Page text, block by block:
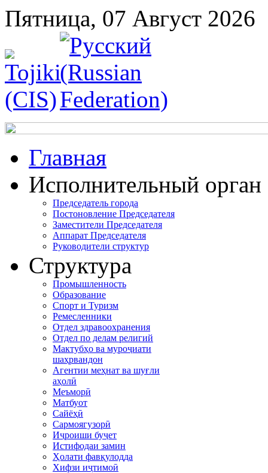
Пятница, 07 Август 2026
Главная
Исполнительный орган
Председатель города
Постоновление Председателя
Заместители Председателя
Аппарат Председателя
Руководители структур
Структура
Промышленность
Образование
Спорт и Туризм
Ремесленники
Отдел здравоохранения
Отдел по делам религий
Мактубҳо ва муроҷиати
шаҳрвандон
Агентии меҳнат ва шуғли
аҳолӣ
Меъморӣ
Матбуот
Сайёҳӣ
Сармоягузорӣ
Иҷроиши буҷет
Истифодаи замин
Ҳолати фавқулодда
Хифзи иҷтимоӣ